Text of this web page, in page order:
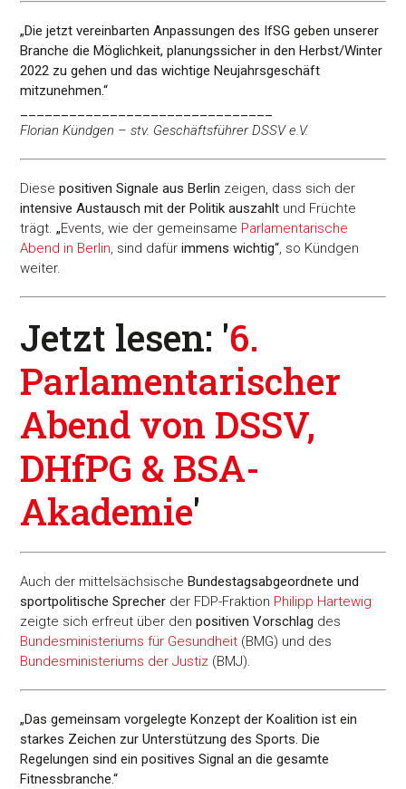
„Die jetzt vereinbarten Anpassungen des IfSG geben unserer
Branche die Möglichkeit, planungssicher in den Herbst/Winter
2022 zu gehen und das wichtige Neujahrsgeschäft
mitzunehmen.“
Florian Kündgen – stv. Geschäftsführer DSSV e.V.
Diesepositiven Signale aus Berlin zeigen, dass sich der
intensive Austausch mit der Politik auszahlt und Früchte
trägt.„Events, wie der gemeinsame Parlamentarische
Abend in Berlin, sind dafürimmens wichtig“, so Kündgen
weiter.
Jetzt lesen: '6.
Parlamentarischer
Abend von DSSV,
DHfPG & BSA-
Akademie'
Auch der mittelsächsischeBundestagsabgeordnete und
sportpolitische Sprecher der FDP-Fraktion Philipp Hartewig
zeigte sich erfreut über denpositiven Vorschlag des
Bundesministeriums für Gesundheit (BMG) und des
Bundesministeriums der Justiz (BMJ).
„Das gemeinsam vorgelegte Konzept der Koalition ist ein
starkes Zeichen zur Unterstützung des Sports. Die
Regelungen sind ein positives Signal an die gesamte
Fitnessbranche.“